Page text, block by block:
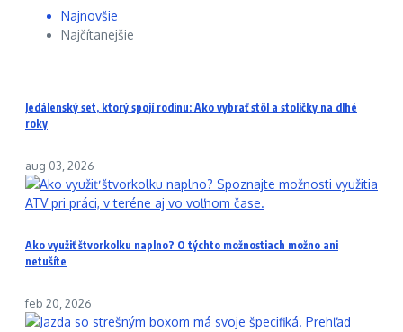
Najnovšie
Najčítanejšie
Jedálenský set, ktorý spojí rodinu: Ako vybrať stôl a stoličky na dlhé
roky
aug 03, 2026
Ako využiť štvorkolku naplno? O týchto možnostiach možno ani
netušíte
feb 20, 2026